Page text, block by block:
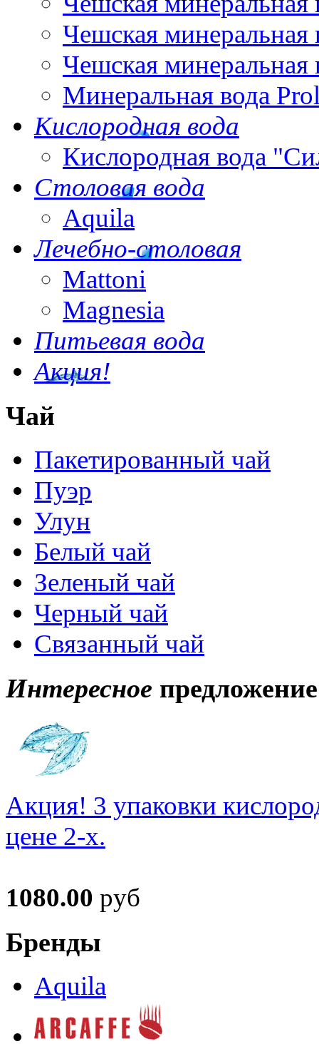
Чешская минеральная
Чешская минеральная
Минеральная вода
Кислородная вода
Кислородная вода
Столовая вода
Aquila
Лечебно-столовая
Mattoni
Magnesia
Питьевая вода
Акция!
Чай
Пакетированный чай
Пуэр
Улун
Белый чай
Зеленый чай
Черный чай
Связанный чай
Интересное предложение
Акция! 3 упаковки
цене 2-х.
1080.00 руб
Бренды
Aquila